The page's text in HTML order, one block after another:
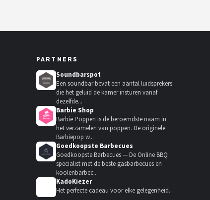
PARTNERS
Soundbarspot
Een soundbar bevat een aantal luidsprekers
die het geluid de kamer insturen vanaf
dezelfde...
Barbie Shop
Barbie Poppen is de beroemdste naam in
het verzamelen van poppen. De originele
Barbiepop w...
Goedkoopste Barbecues
Goedkoopste Barbecues — De Online BBQ
specialist met de beste gasbarbecues en
koolenbarbec...
KadoKiezer
Het perfecte cadeau voor elke gelegenheid.